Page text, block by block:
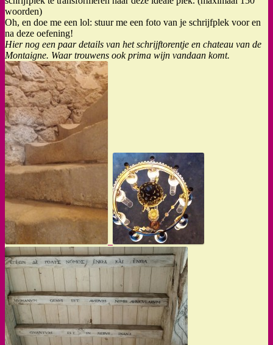
woorden)
Oh, en doe me een lol: stuur me een foto van je schrijfplek voor en
na deze oefening!
Hier nog een paar details van het schrijftorentje en chateau van de
Montaigne. Waar trouwens ook prima wijn vandaan komt.